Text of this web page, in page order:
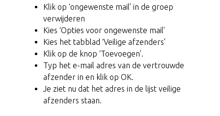
Klik op ‘ongewenste mail’ in de groep
verwijderen
Kies ‘Opties voor ongewenste mail’
Kies het tabblad ‘Veilige afzenders’
Klik op de knop ‘Toevoegen’.
Typ het e-mail adres van de vertrouwde
afzender in en klik op OK.
Je ziet nu dat het adres in de lijst veilige
afzenders staan.